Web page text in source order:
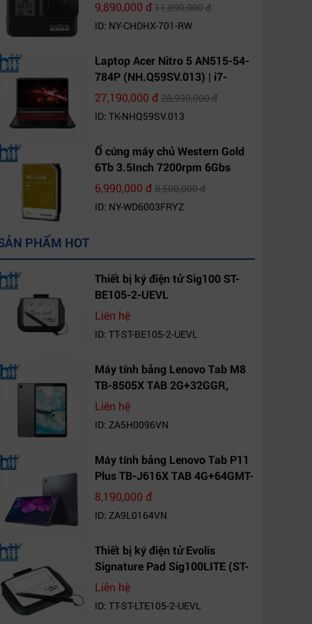
9,890,000 đ11,890,000 đ
ID: NY-CHDHX-701-RW
Laptop Acer Nitro 5 AN515-54-
784P (NH.Q59SV.013) | i7-
9750H | 8GB DDR4 | 1TB HDD |
FHD IPS | Win10
27,190,000 đ28,990,000 đ
ID: TK-NHQ59SV.013
Ổ cứng máy chủ Western Gold
6Tb 3.5Inch 7200rpm 6Gbs
256Mb SATA (WD6003FRYZ)
6,990,000 đ8,500,000 đ
ID: NY-WD6003FRYZ
PHẨM HOT
Thiết bị ký điện tử Sig100 ST-
BE105-2-UEVL
Liên hệ
ID: TT-ST-BE105-2-UEVL
Máy tính bảng Lenovo Tab M8
TB-8505X TAB 2G+32GGR,
VN_ZA5H0096VN
Liên hệ
ID: ZA5H0096VN
Máy tính bảng Lenovo Tab P11
Plus TB-J616X TAB 4G+64GMT-
VN Xanh Mòng
8,190,000 đ
ID: ZA9L0164VN
Thiết bị ký điện tử Evolis
Signature Pad Sig100LITE (ST-
LTE105-2-UEVL)
Liên hệ
ID: TT-ST-LTE105-2-UEVL